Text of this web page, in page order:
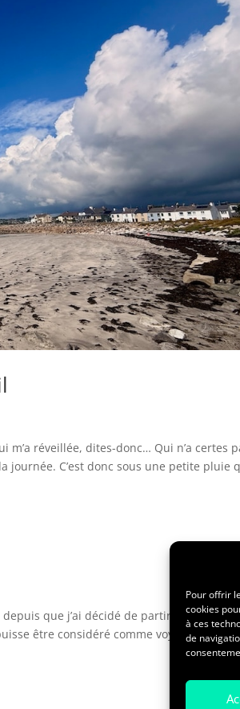
Pour offrir
cookies
à ces
de
m’a réveillée, dites-donc… Qui n’a certes
C’est donc sous une petite pluie
que j’ai décidé de partir à l’UCPA en
être considéré comme voyager seul.